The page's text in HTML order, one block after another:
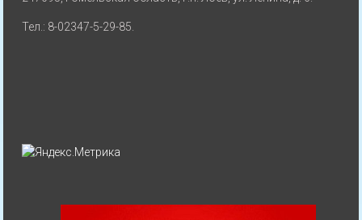
Тел.: 8-02347-5-29-85.